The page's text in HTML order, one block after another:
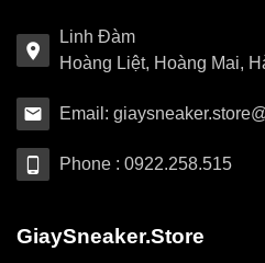
Linh Đàm
Hoàng Liệt, Hoàng Mai,
Email:
Phone : 0922.258.515
GiaySneaker.Store